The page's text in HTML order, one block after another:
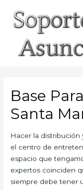
content
Base
Santa
Hacer la distribución
el centro de
espacio que
expertos coinciden
siempre debe tener